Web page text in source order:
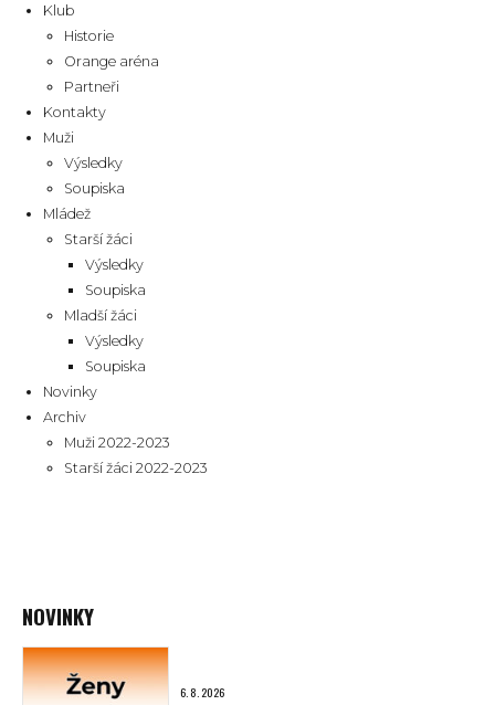
Klub
Historie
Orange aréna
Partneři
Kontakty
Muži
Výsledky
Soupiska
Mládež
Starší žáci
Výsledky
Soupiska
Mladší žáci
Výsledky
Soupiska
Novinky
Archiv
Muži 2022-2023
Starší žáci 2022-2023
NOVINKY
6. 8. 2026